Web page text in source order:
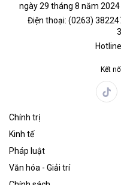
ngày 29 tháng 8 năm
Điện thoại: (0263)
Kết
Chính trị
Kinh tế
Pháp luật
Văn hóa - Giải trí